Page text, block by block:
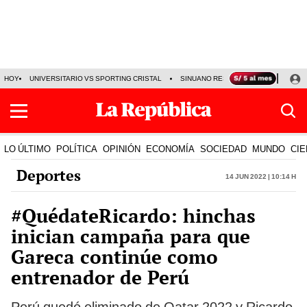
HOY UNIVERSITARIO VS SPORTING CRISTAL SINUANO RESULTADOS HOY
LO ÚLTIMO POLÍTICA OPINIÓN ECONOMÍA SOCIEDAD MUNDO
Deportes 14 Jun 2022 | 10:14 h
#QuédateRicardo: hinchas
inician campaña para que
Gareca continúe como
entrenador de Perú